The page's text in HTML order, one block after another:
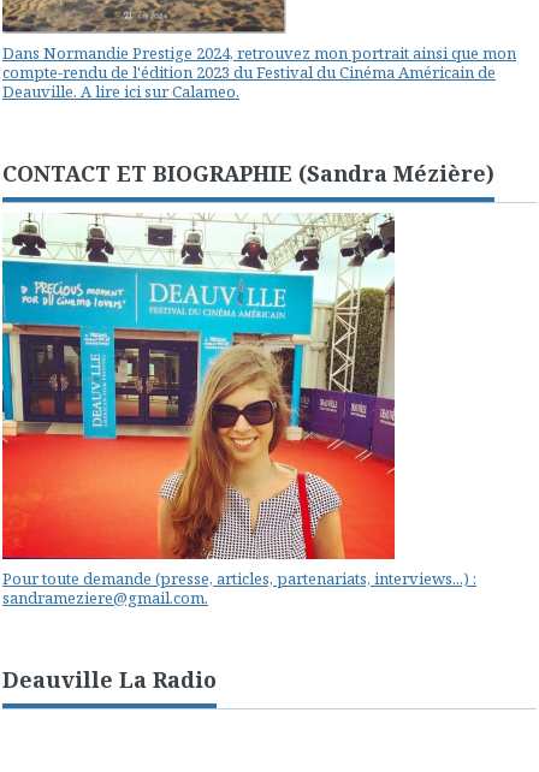
Dans Normandie Prestige 2024, retrouvez mon portrait ainsi que mon
compte-rendu de l'édition 2023 du Festival du Cinéma Américain de
Deauville. A lire ici sur Calameo.
CONTACT ET BIOGRAPHIE (Sandra Mézière)
Pour toute demande (presse, articles, partenariats, interviews...) :
sandrameziere@gmail.com.
Deauville La Radio